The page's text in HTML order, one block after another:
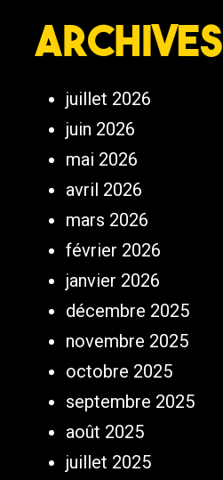
Archives
juillet 2026
juin 2026
mai 2026
avril 2026
mars 2026
février 2026
janvier 2026
décembre 2025
novembre 2025
octobre 2025
septembre 2025
août 2025
juillet 2025